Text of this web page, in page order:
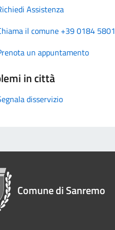
Assistenza
il comune +39 0184 5801
un appuntamento
in città
disservizio
Comune di Sanremo